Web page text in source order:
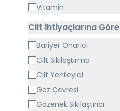
Vitamin
Cilt İhtiyaçlarına Göre
Bariyer Onarıcı
Cilt Sıkılaştırma
Cilt Yenileyici
Göz Çevresi
Gözenek Sıkılaştırıcı